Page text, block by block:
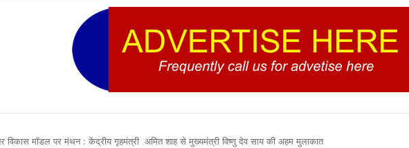
विकास मॉडल पर मंथन : केंद्रीय गृहमंत्री अमित शाह से मुख्यमंत्री विष्णु देव साय की अहम मुलाकात